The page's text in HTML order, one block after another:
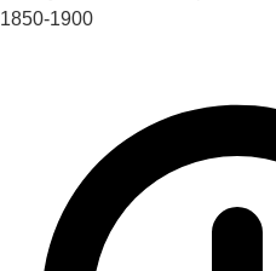
1850-1900